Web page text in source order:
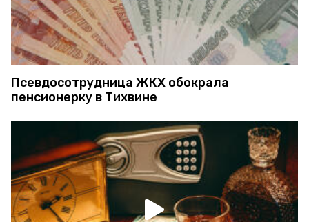
Псевдосотрудница ЖКХ обокрала
пенсионерку в Тихвине